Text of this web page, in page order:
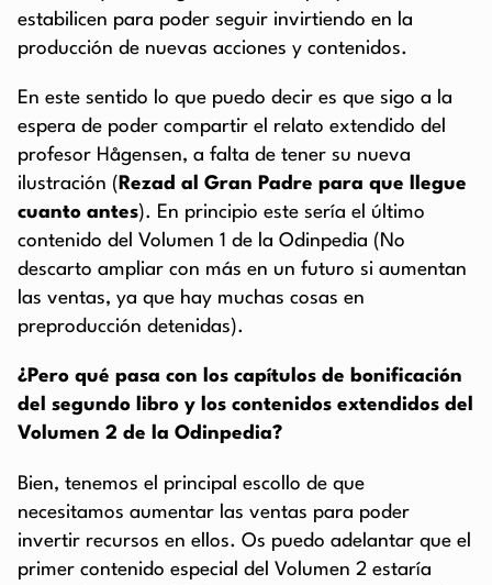
estabilicen para poder seguir invirtiendo en la
producción de nuevas acciones y contenidos.
En este sentido lo que puedo decir es que sigo a la
espera de poder compartir el relato extendido del
profesor Hågensen, a falta de tener su nueva
ilustración ( Rezad al Gran Padre para que llegue
cuanto antes). En principio este sería el último
contenido del Volumen 1 de la Odinpedia (No
descarto ampliar con más en un futuro si aumentan
las ventas, ya que hay muchas cosas en
preproducción detenidas).
¿Pero qué pasa con los capítulos de bonificación
del segundo libro y los contenidos extendidos del
Volumen 2 de la Odinpedia?
Bien, tenemos el principal escollo de que
necesitamos aumentar las ventas para poder
invertir recursos en ellos. Os puedo adelantar que el
primer contenido especial del Volumen 2 estaría